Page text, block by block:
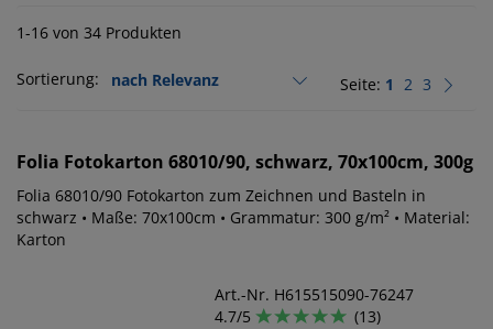
1-16 von 34 Produkten
Sortierung: Seite: 1 2 3
Folia Fotokarton 68010/90, schwarz, 70x100cm, 300g
Folia 68010/90 Fotokarton zum Zeichnen und Basteln in
schwarz • Maße: 70x100cm • Grammatur: 300 g/m² • Material:
Karton
Art.-Nr. H615515090-76247
4.7/5
(13)